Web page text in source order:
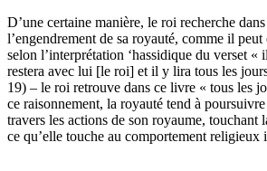
D’une certaine manière, le roi recherche
l’engendrement de sa royauté, comme il peut
selon l’interprétation ‘hassidique du verset
restera avec lui [le roi] et il y lira tous les
19) – le roi retrouve dans ce livre « tous les
ce raisonnement, la royauté tend à
travers les actions de son royaume, touchant
ce qu’elle touche au comportement religieux